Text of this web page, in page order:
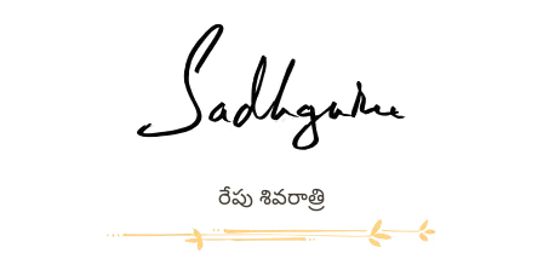
రేపు శివరాత్రి